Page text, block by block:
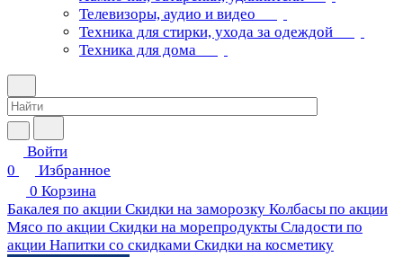
Телевизоры, аудио и видео
Техника для стирки, ухода за одеждой
Техника для дома
Войти
0
Избранное
0 Корзина
Бакалея по акции Скидки на заморозку Колбасы по акции
Мясо по акции Скидки на морепродукты Сладости по
акции Напитки со скидками Скидки на косметику